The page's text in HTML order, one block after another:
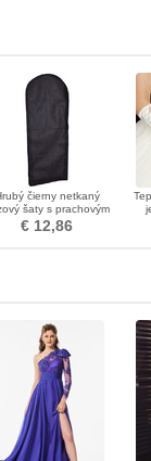
čierny netkaný
šaty s prachovým
krytom
€ 12,86